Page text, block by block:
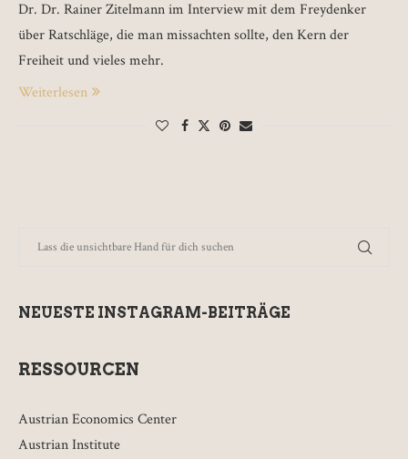
Dr. Dr. Rainer Zitelmann im Interview mit dem Freydenker
über Ratschläge, die man missachten sollte, den Kern der
Freiheit und vieles mehr.
Weiterlesen
NEUESTE INSTAGRAM-BEITRÄGE
RESSOURCEN
Austrian Economics Center
Austrian Institute